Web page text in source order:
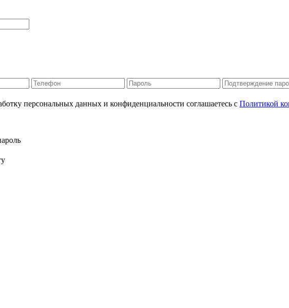
персональных данных и конфиденциальности соглашаетесь с Политикой